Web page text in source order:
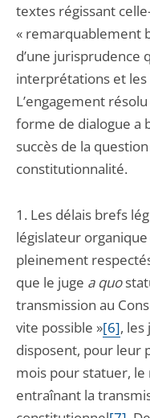
textes régissant
« remarquablement
d’une jurisprudence
interprétations et
L’engagement
forme de dialogue a
succès de la
constitutionnalité.
1. Les délais brefs
législateur
pleinement
que le juge a quo
transmission au
vite possible »[6],
disposent, pour leur
mois pour statuer, le
entraînant la